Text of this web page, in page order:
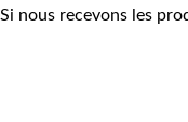
nous recevons les